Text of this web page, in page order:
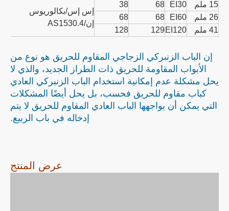
15 ملم EI30
68
38
إس إس/بكالوريوس
إن/AS1530.4
26 ملم EI60
68
68
41 ملم
EI120
129
128
إن الباب الزنبركي الزجاجي المقاوم للحريق هو نوع من
الأبواب المقاومة للحريق ذات الطراز الجديد، والذي لا
يحل مشكلة عدم إمكانية استخدام الباب الزنبركي العادي
كباب مقاوم للحريق فحسب، بل يحل أيضًا المشكلات
التي يمكن أن يواجهها الباب العادي المقاوم للحريق لا يتم
إدخاله في باب الربيع.
عرض المنتج